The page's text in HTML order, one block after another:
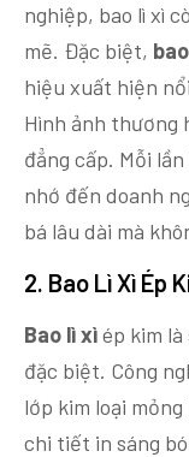
nghiệp, bao lì xì
mẽ. Đặc biệt,
hiệu xuất hiện
Hình ảnh thương
đẳng cấp. Mỗi
nhớ đến doanh
bá lâu dài mà
2. Bao Lì Xì Ép
Bao lì xìép kim
đặc biệt. Công
lớp kim loại
chi tiết in sáng